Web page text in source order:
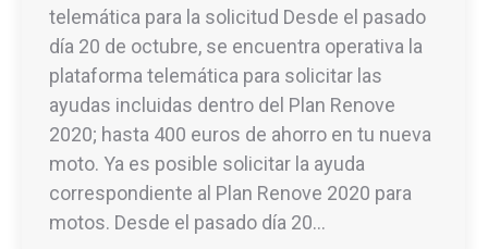
telemática para la solicitud Desde el pasado
día 20 de octubre, se encuentra operativa la
plataforma telemática para solicitar las
ayudas incluidas dentro del Plan Renove
2020; hasta 400 euros de ahorro en tu nueva
moto. Ya es posible solicitar la ayuda
correspondiente al Plan Renove 2020 para
motos. Desde el pasado día 20…